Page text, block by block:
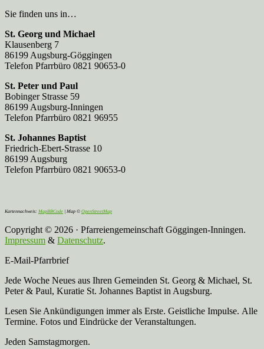
Sie finden uns in…
St. Georg und Michael
Klausenberg 7
86199 Augsburg-Göggingen
Telefon Pfarrbüro 0821 90653-0
St. Peter und Paul
Bobinger Strasse 59
86199 Augsburg-Inningen
Telefon Pfarrbüro 0821 96955
St. Johannes Baptist
Friedrich-Ebert-Strasse 10
86199 Augsburg
Telefon Pfarrbüro 0821 90653-0
Kartennachweis: MapBBCode | Map © OpenStreetMap
Copyright © 2026 · Pfarreiengemeinschaft Göggingen-Inningen.
Impressum & Datenschutz.
E-Mail-Pfarrbrief
Jede Woche Neues aus Ihren Gemeinden St. Georg & Michael, St.
Peter & Paul, Kuratie St. Johannes Baptist in Augsburg.
Lesen Sie Ankündigungen immer als Erste. Geistliche Impulse. Alle
Termine. Fotos und Eindrücke der Veranstaltungen.
Jeden Samstagmorgen.